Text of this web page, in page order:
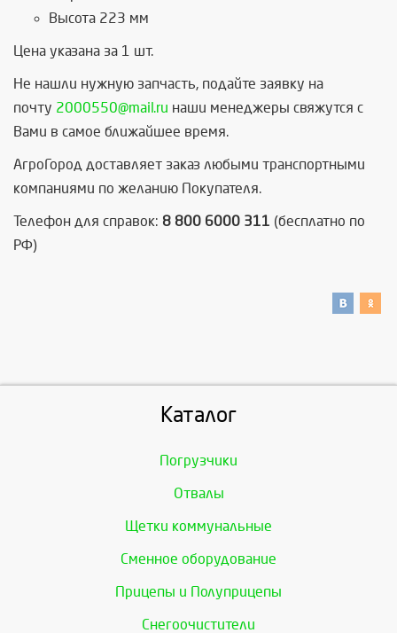
Высота 223 мм
Цена указана за 1 шт.
Не нашли нужную запчасть, подайте заявку на
почту 2000550@mail.ru наши менеджеры свяжутся с
Вами в самое ближайшее время.
АгроГород доставляет заказ любыми транспортными
компаниями по желанию Покупателя.
Телефон для справок: 8 800 6000 311 (бесплатно по
РФ)
Каталог
Погрузчики
Отвалы
Щетки коммунальные
Сменное оборудование
Прицепы и Полуприцепы
Снегоочистители